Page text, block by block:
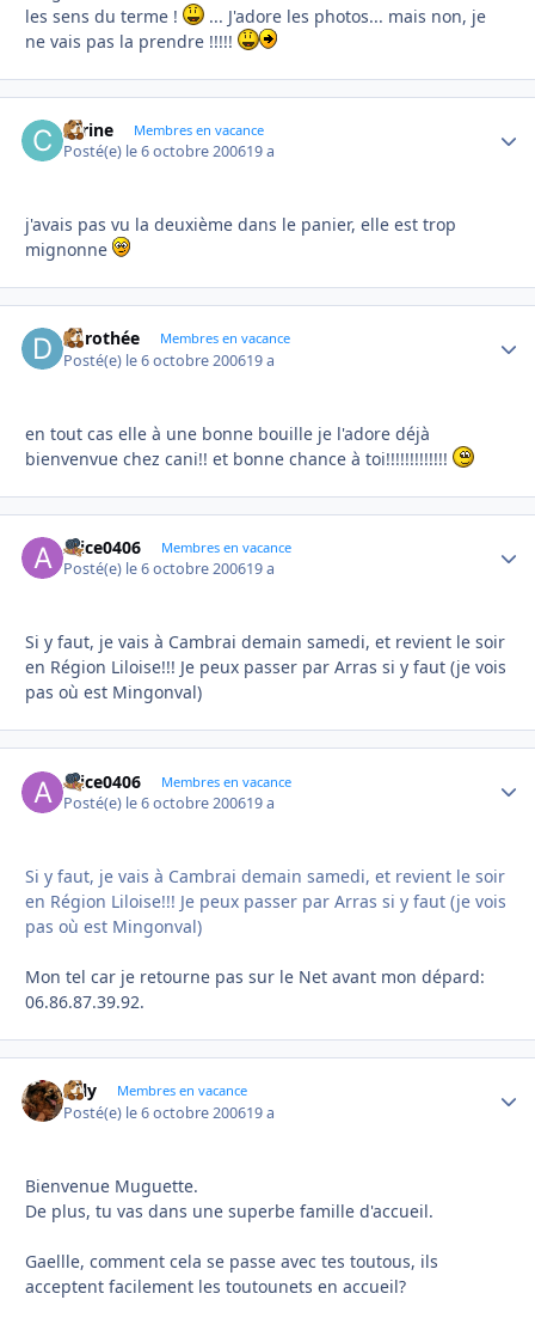
les sens du terme !
... J'adore les photos... mais non, je
ne vais pas la prendre !!!!!
carine Membres en vacance
Posté(e) le 6 octobre 200619 a
j'avais pas vu la deuxième dans le panier, elle est trop
mignonne
dorothée Membres en vacance
Posté(e) le 6 octobre 200619 a
en tout cas elle à une bonne bouille je l'adore déjà
bienvenvue chez cani!! et bonne chance à toi!!!!!!!!!!!!!
Alice0406 Membres en vacance
Posté(e) le 6 octobre 200619 a
Si y faut, je vais à Cambrai demain samedi, et revient le soir
en Région Liloise!!! Je peux passer par Arras si y faut (je vois
pas où est Mingonval)
Alice0406 Membres en vacance
Posté(e) le 6 octobre 200619 a
Si y faut, je vais à Cambrai demain samedi, et revient le soir
en Région Liloise!!! Je peux passer par Arras si y faut (je vois
pas où est Mingonval)
Mon tel car je retourne pas sur le Net avant mon dépard:
06.86.87.39.92.
valy Membres en vacance
Posté(e) le 6 octobre 200619 a
Bienvenue Muguette.
De plus, tu vas dans une superbe famille d'accueil.
Gaellle, comment cela se passe avec tes toutous, ils
acceptent facilement les toutounets en accueil?